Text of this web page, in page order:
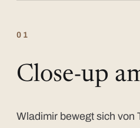
01
Close-up
Wladimir bewegt sich von